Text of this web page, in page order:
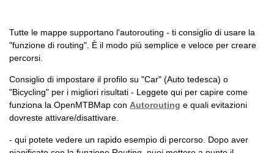
Tutte le mappe supportano l'autorouting - ti consiglio di usare la
"funzione di routing". È il modo più semplice e veloce per creare
percorsi.
Consiglio di impostare il profilo su "Car" (Auto tedesca) o
"Bicycling" per i migliori risultati - Leggete qui per capire come
funziona la OpenMTBMap con Autorouting e quali evitazioni
dovreste attivare/disattivare.
- qui potete vedere un rapido esempio di percorso. Dopo aver